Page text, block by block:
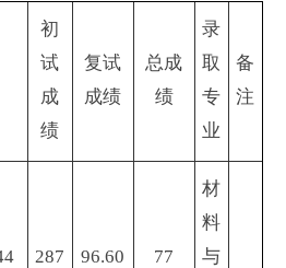
初
试
成
绩
复试
成绩
总成
绩
录
取
专
业
备
注
287 96.60 77
材
料
与